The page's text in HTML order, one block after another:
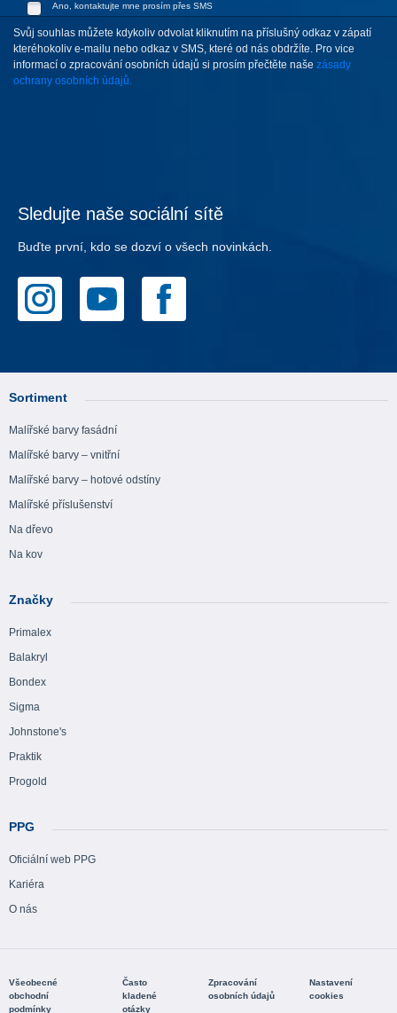
Ano, kontaktujte mne prosím přes SMS
Svůj souhlas můžete kdykoliv odvolat kliknutím na příslušný odkaz v zápatí
kteréhokoliv e-mailu nebo odkaz v SMS, které od nás obdržíte. Pro vice
informací o zpracování osobních údajů si prosím přečtěte naše zásady
ochrany osobních údajů.
Sledujte naše sociální sítě
Buďte první, kdo se dozví o všech novinkách.
Sortiment
Malířské barvy fasádní
Malířské barvy – vnitřní
Malířské barvy – hotové odstíny
Malířské příslušenství
Na dřevo
Na kov
Značky
Primalex
Balakryl
Bondex
Sigma
Johnstone's
Praktik
Progold
PPG
Oficiální web PPG
Kariéra
O nás
Všeobecné
obchodní
podmínky
Často
kladené
otázky
Zpracování
osobních údajů
Nastavení
cookies